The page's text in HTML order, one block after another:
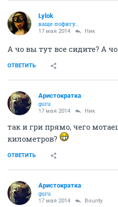
Lylok
ваще пофигу...
17 мая 2014 Ник
А чо вы тут все сидите? А
ОТВЕТИТЬ
Аристократка
guru
17 мая 2014 Ник
так и гри прямо, чего
километров?
ОТВЕТИТЬ
Аристократка
guru
17 мая 2014 Bounty